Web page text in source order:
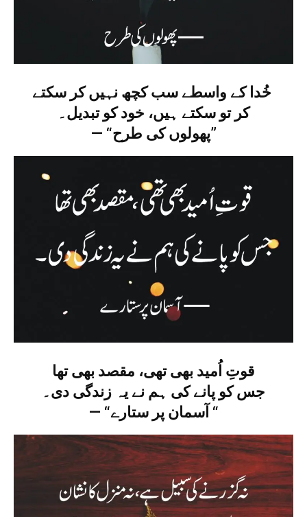
کر تو سکتے ہیں، خود کو تبدیل۔
— “پھولوں کی طرح”
قوتِ اُمید بھی تھی، مقصد بھی تھا
جس کو پانے کی ہم نے یہ زندگی دی۔
— “آسمان پر ستارے “